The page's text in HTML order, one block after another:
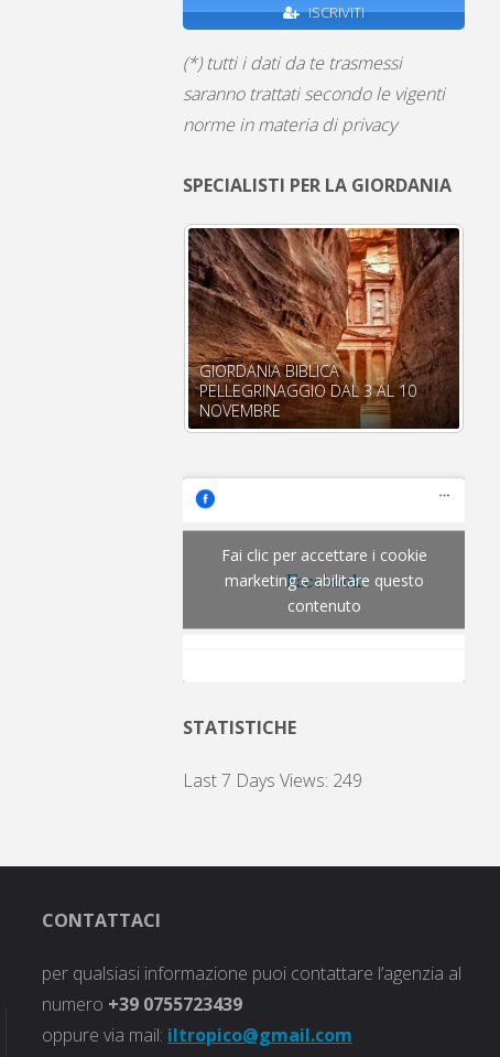
ISCRIVITI
(*) tutti i dati da te trasmessi
saranno trattati secondo le vigenti
norme in materia di privacy
SPECIALISTI PER LA GIORDANIA
GIORDANIA BIBLICA
PELLEGRINAGGIO DAL 3 AL 10
NOVEMBRE
Facebook
Fai clic per accettare i cookie
marketing e abilitare questo
contenuto
STATISTICHE
Last 7 Days Views: 249
CONTATTACI
per qualsiasi informazione puoi contattare l’agenzia al
numero +39 0755723439
oppure via mail: iltropico@gmail.com